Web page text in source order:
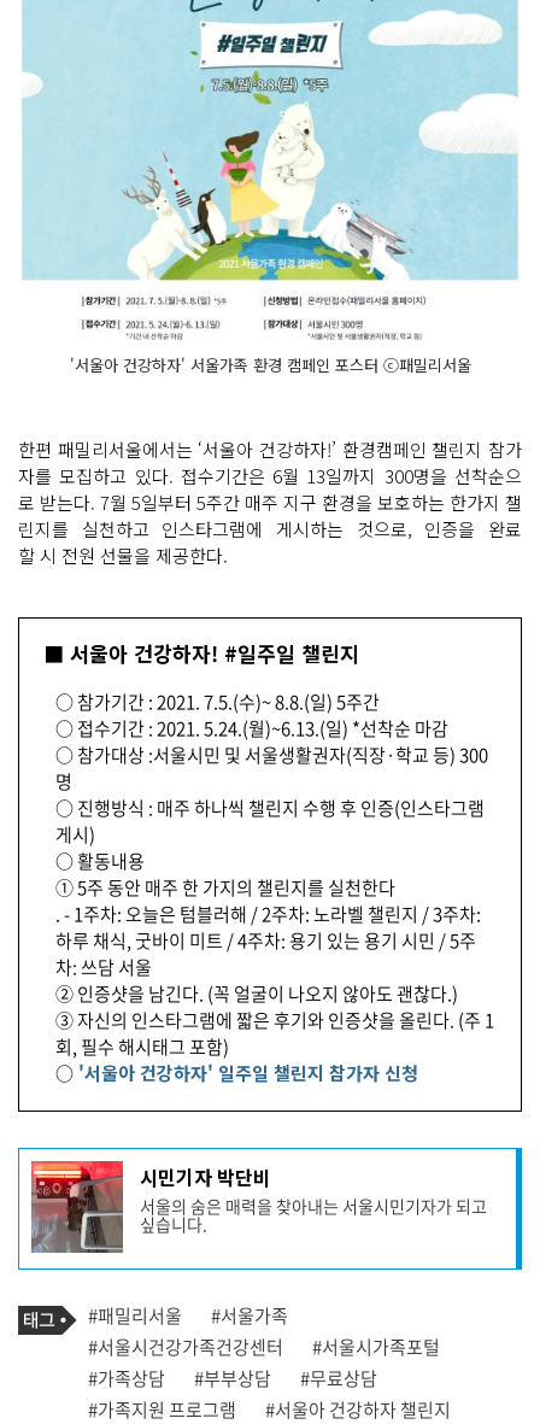
'서울아 건강하자' 서울가족 환경 캠페인 포스터 ⓒ패밀리서울
한편 패밀리서울에서는 ‘서울아 건강하자!’ 환경캠페인 챌린지 참가
자를 모집하고 있다. 접수기간은 6월 13일까지 300명을 선착순으
로 받는다. 7월 5일부터 5주간 매주 지구 환경을 보호하는 한가지 챌
린지를 실천하고 인스타그램에 게시하는 것으로, 인증을 완료
할 시 전원 선물을 제공한다.
■ 서울아 건강하자! #일주일 챌린지
○ 참가기간 : 2021. 7.5.(수)~ 8.8.(일) 5주간
○ 접수기간 : 2021. 5.24.(월)~6.13.(일) *선착순 마감
○ 참가대상 :서울시민 및 서울생활권자(직장·학교 등) 300
명
○ 진행방식 : 매주 하나씩 챌린지 수행 후 인증(인스타그램
게시)
○ 활동내용
① 5주 동안 매주 한 가지의 챌린지를 실천한다
. - 1주차: 오늘은 텀블러해 / 2주차: 노라벨 챌린지 / 3주차:
하루 채식, 굿바이 미트 / 4주차: 용기 있는 용기 시민 / 5주
차: 쓰담 서울
② 인증샷을 남긴다. (꼭 얼굴이 나오지 않아도 괜찮다.)
③ 자신의 인스타그램에 짧은 후기와 인증샷을 올린다. (주 1
회, 필수 해시태그 포함)
○ '서울아 건강하자' 일주일 챌린지 참가자 신청
기
사
작
성
자
프
필
시민기자 박단비
서울의 숨은 매력을 찾아내는 서울시민기자가 되고
싶습니다.
기
사
관
련
태
그
태
그
#패밀리서울
#서울가족
#서울시건강가족건강센터
#서울시가족포털
#가족상담
#부부상담
#무료상담
#가족지원 프로그램
#서울아 건강하자 챌린지